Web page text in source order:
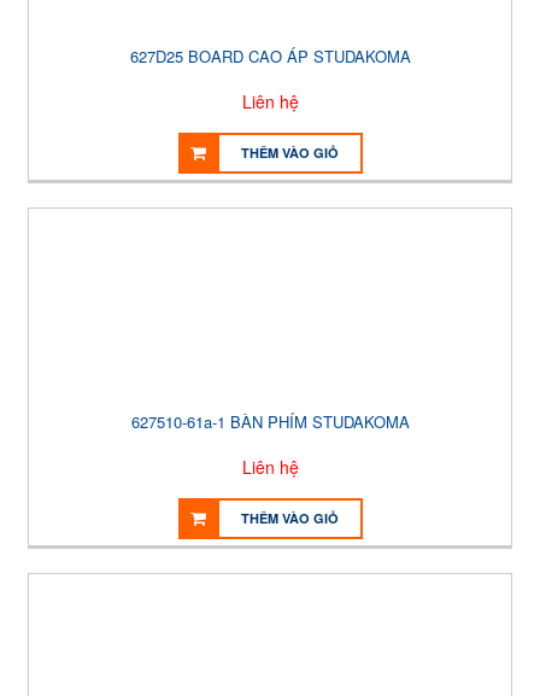
627D25 BOARD CAO ÁP STUDAKOMA
Liên hệ
THÊM VÀO GIỎ
627510-61a-1 BÀN PHÍM STUDAKOMA
Liên hệ
THÊM VÀO GIỎ